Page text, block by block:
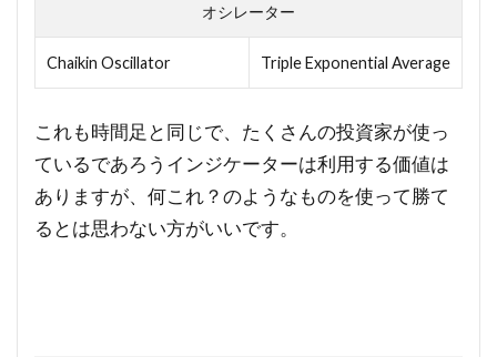
オシレーター
Chaikin Oscillator Triple Exponential Average
これも時間足と同じで、たくさんの投資家が使っ
ているであろうインジケーターは利用する価値は
ありますが、何これ？のようなものを使って勝て
るとは思わない方がいいです。